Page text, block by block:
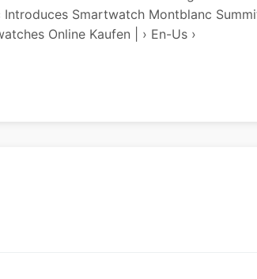
Smartwatch Montblanc
Online Kaufen | › En-Us ›